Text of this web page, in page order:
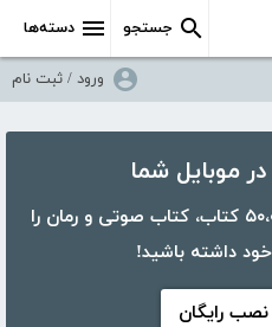
دسته‌ها جستجو
ورود / ثبت نام
با اپلیکیشن کتابراه، بیش از ۵۰،۰۰۰ کتاب، کتاب صوتی و رمان را
داشته باشید!
نصب رایگان